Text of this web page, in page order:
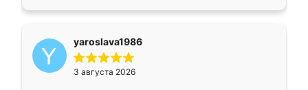
yaroslava1986
3 августа 2026